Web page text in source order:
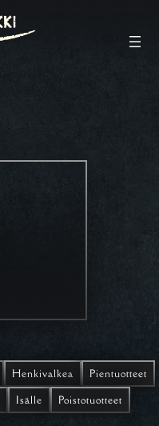
Henkivalkea
Pientuotteet
Isälle Poistotuotteet